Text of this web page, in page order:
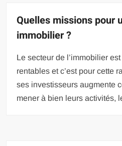
Quelles missions pour
immobilier ?
Le secteur de l’immobilier
rentables et c’est pour cette
ses investisseurs augmente
mener à bien leurs activités,